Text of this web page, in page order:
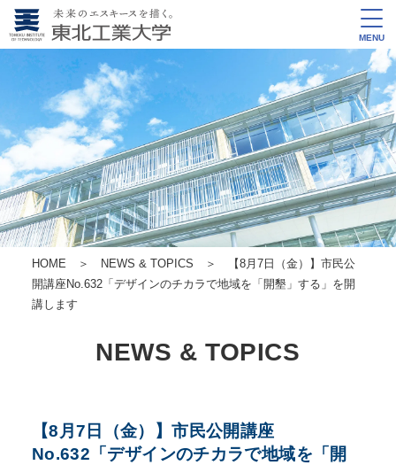
MENU
HOME ＞ NEWS & TOPICS ＞ 【8月7日（金）】市民公
開講座No.632「デザインのチカラで地域を「開墾」する」を開
講します
NEWS & TOPICS
【8月7日（金）】市民公開講座
No.632「デザインのチカラで地域を「開